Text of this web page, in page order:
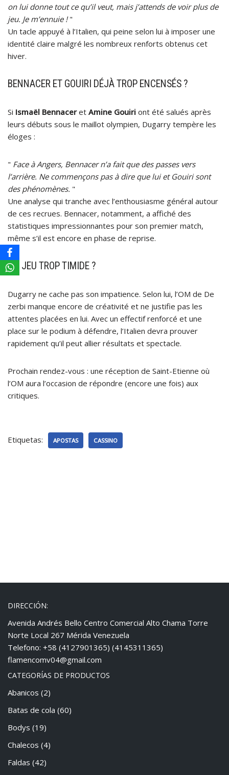
on lui donne tout ce qu’il veut, mais j’attends de voir plus de
jeu. Je m’ennuie !"
Un tacle appuyé à l’Italien, qui peine selon lui à imposer une
identité claire malgré les nombreux renforts obtenus cet
hiver.
BENNACER ET GOUIRI DÉJÀ TROP ENCENSÉS ?
Si Ismaël Bennaceret Amine Gouiri ont été salués après
leurs débuts sous le maillot olympien, Dugarry tempère les
éloges :
" Face à Angers, Bennacer n’a fait que des passes vers
l’arrière. Ne commençons pas à dire que lui et Gouiri sont
des phénomènes. "
Une analyse qui tranche avec l’enthousiasme général autour
de ces recrues. Bennacer, notamment, a affiché des
statistiques impressionnantes pour son premier match,
même s’il est encore en phase de reprise.
UN JEU TROP TIMIDE ?
Dugarry ne cache pas son impatience. Selon lui, l’OM de De
zerbi manque encore de créativité et ne justifie pas les
attentes placées en lui. Avec un effectif renforcé et une
place sur le podium à défendre, l’Italien devra prouver
rapidement qu’il peut allier résultats et spectacle.
Prochain rendez-vous : une réception de Saint-Etienne où
l’OM aura l’occasion de répondre (encore une fois) aux
critiques.
Etiquetas: APOSTAS CASSINO
DIRECCIÓN:
Avenida Andrés Bello Centro Comercial Alto Chama Torre
Norte Local 267 Mérida Venezuela
Telefono: +58 (4127901365) (4145311365)
flamencomv04@gmail.com
CATEGORÍAS DE PRODUCTOS
Abanicos (2)
Batas de cola (60)
Bodys (19)
Chalecos (4)
Faldas (42)